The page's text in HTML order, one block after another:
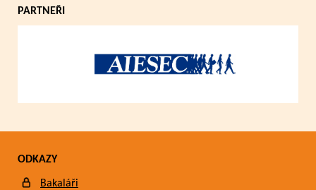
PARTNEŘI
ODKAZY
Bakaláři